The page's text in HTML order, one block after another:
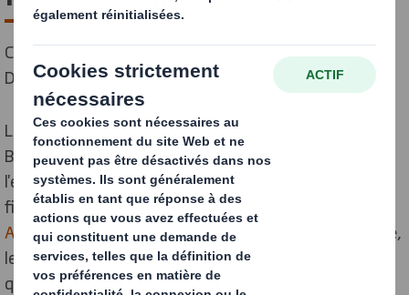
Consultez nos derniers rapports sur le Développement
Durable, nos performances et nos données.
Le développement durable est au cœur de notre
Business Model et de notre objectif de redéfinir
l'emballage dans un monde qui change. Nous sommes
fiers de notreStratégie de Développement Durable
Aujourd’hui & Demain, qui met l'accent sur la Circularité,
le Carbone, les Employés et les Communautés, ainsi
que l’Environnement.